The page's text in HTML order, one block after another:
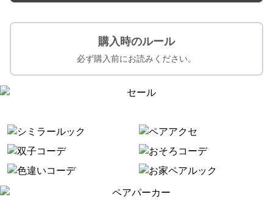
購入時のルール
必ず購入前にお読みください。